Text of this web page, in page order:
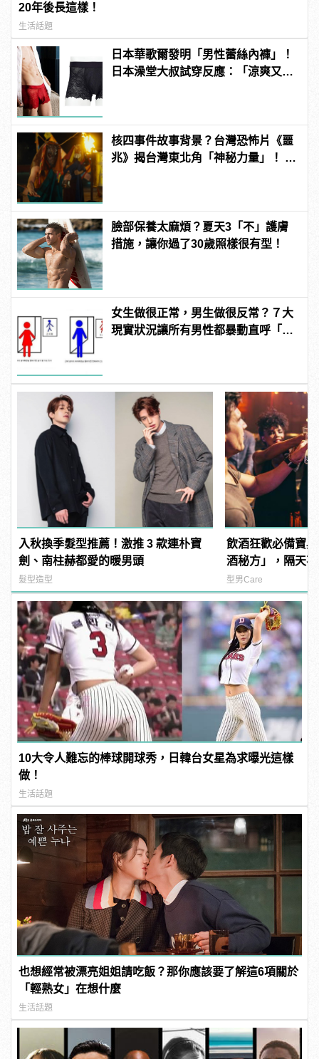
20年後長這樣！
生活話題
日本華歌爾發明「男性蕾絲內褲」！
日本澡堂大叔試穿反應：「涼爽又透
核四事件故事背景？台灣恐怖片《噩
兆》揭台灣東北角「神秘力量」！ |
臉部保養太麻煩？夏天3「不」護膚
措施，讓你過了30歲照樣很有型！
女生做很正常，男生做很反常？７大
現實狀況讓所有男性都暴動直呼「不
入秋換季髮型推薦！激推 3 款連朴寶
劍、南柱赫都愛的暖男頭
髮型造型
飲酒狂歡必備寶
酒秘方」，隔天
型男Care
10大令人難忘的棒球開球秀，日韓台女星為求曝光這樣
做！
生活話題
也想經常被漂亮姐姐請吃飯？那你應該要了解這6項關於
「輕熟女」在想什麼
生活話題